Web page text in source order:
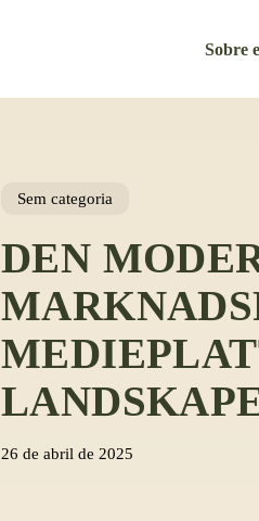
Sobre
Sem categoria
DEN
26 de abril de 2025